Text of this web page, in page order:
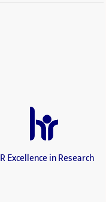
nova)
una finestra nova)
nova)
finestra nova)
finestra nova)
nova)
Excellence in Research